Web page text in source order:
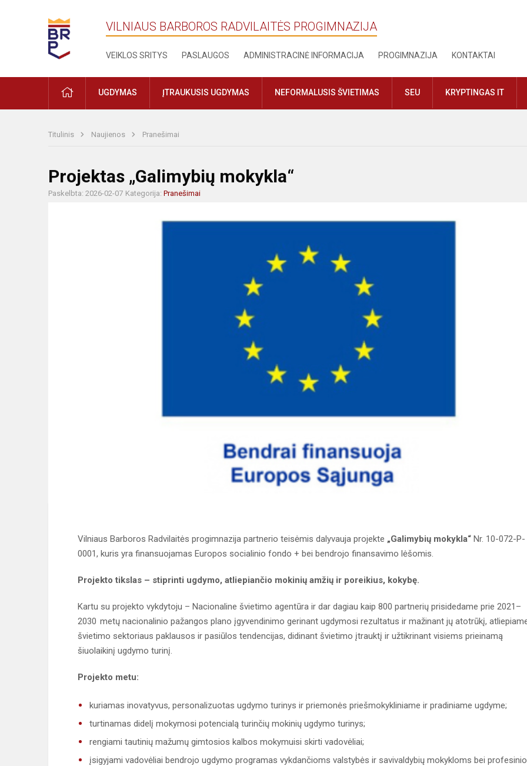
VILNIAUS BARBOROS RADVILAITĖS PROGIMNAZIJA
VEIKLOS SRITYS PASLAUGOS ADMINISTRACINĖ INFORMACIJA PROGIMNAZIJA KONTAKTAI
PRADŽIAUGDYMAS ĮTRAUKUSIS UGDYMAS NEFORMALUSIS ŠVIETIMAS SEU KRYPTINGAS IT
Titulinis Naujienos Pranešimai
Projektas „Galimybių mokykla“
Paskelbta: 2026-02-07 Kategorija: Pranešimai
Vilniaus Barboros Radvilaitės progimnazija partnerio teisėmis dalyvauja projekte „Galimybių mokykla“ Nr. 10-072-P-
0001, kuris yra finansuojamas Europos socialinio fondo + bei bendrojo finansavimo lėšomis.
Projekto tikslas – stiprinti ugdymo, atliepiančio mokinių amžių ir poreikius, kokybę.
Kartu su projekto vykdytoju – Nacionaline švietimo agentūra ir dar dagiau kaip 800 partnerių prisidedame prie 2021–
2030 metų nacionalinio pažangos plano įgyvendinimo gerinant ugdymosi rezultatus ir mažinant jų atotrūkį,
švietimo sektoriaus paklausos ir pasiūlos tendencijas, didinant švietimo įtrauktį ir užtikrinant visiems prieinamą
šiuolaikinį ugdymo turinį.
Projekto metu:
kuriamas inovatyvus, personalizuotas ugdymo turinys ir priemonės priešmokykliniame ir pradiniame ugdyme;
turtinamas didelį mokymosi potencialą turinčių mokinių ugdymo turinys;
rengiami tautinių mažumų gimtosios kalbos mokymuisi skirti vadovėliai;
įsigyjami vadovėliai bendrojo ugdymo programas vykdančioms valstybės ir savivaldybių mokykloms bei profesinio